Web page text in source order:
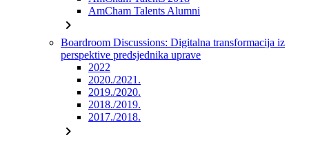
AmCham Talents Alumni
chevron_right
Boardroom Discussions: Digitalna transformacija iz
perspektive predsjednika uprave
2022
2020./2021.
2019./2020.
2018./2019.
2017./2018.
chevron_right